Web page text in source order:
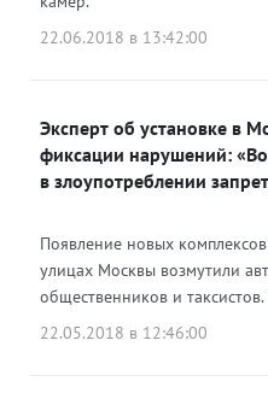
22.06.2018 в 13:42:00
Эксперт об установке в
фиксации нарушений:
в злоупотреблении
Появление новых
улицах Москвы возмутили
общественников и
22.05.2018 в 12:46:00